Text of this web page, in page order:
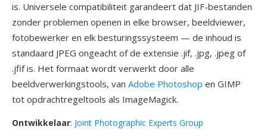
is. Universele compatibiliteit garandeert dat JIF-bestanden
zonder problemen openen in elke browser, beeldviewer,
fotobewerker en elk besturingssysteem — de inhoud is
standaard JPEG ongeacht of de extensie .jif, .jpg, .jpeg of
.jfif is. Het formaat wordt verwerkt door alle
beeldverwerkingstools, van Adobe Photoshop en GIMP
tot opdrachtregeltools als ImageMagick.
Ontwikkelaar: Joint Photographic Experts Group